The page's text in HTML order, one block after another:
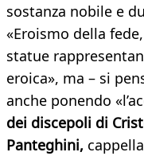
sostanza nobile e
«Eroismo della
statue
eroica», ma – si
anche ponendo
dei discepoli di
Panteghini,